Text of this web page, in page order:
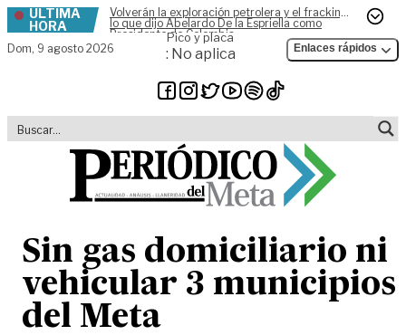
Skip to content
ÚLTIMA
HORA
Volverán la exploración petrolera y el fracking,
lo que dijo Abelardo De la Espriella como
Presidente de Colombia
Dom, 9 agosto 2026
Pico y placa
: No aplica Enlaces rápidos
Sin gas domiciliario ni
vehicular 3 municipios
del Meta